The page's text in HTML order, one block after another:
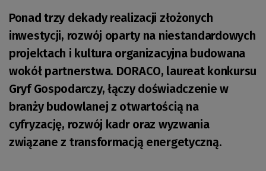
Ponad trzy dekady realizacji złożonych
inwestycji, rozwój oparty na niestandardowych
projektach i kultura organizacyjna budowana
wokół partnerstwa. DORACO, laureat konkursu
Gryf Gospodarczy, łączy doświadczenie w
branży budowlanej z otwartością na
cyfryzację, rozwój kadr oraz wyzwania
związane z transformacją energetyczną.